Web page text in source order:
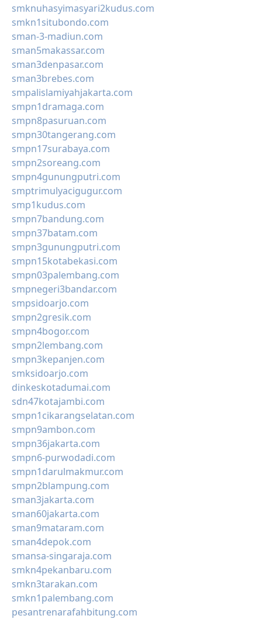
smknuhasyimasyari2kudus.com
smkn1situbondo.com
sman-3-madiun.com
sman5makassar.com
sman3denpasar.com
sman3brebes.com
smpalislamiyahjakarta.com
smpn1dramaga.com
smpn8pasuruan.com
smpn30tangerang.com
smpn17surabaya.com
smpn2soreang.com
smpn4gunungputri.com
smptrimulyacigugur.com
smp1kudus.com
smpn7bandung.com
smpn37batam.com
smpn3gunungputri.com
smpn15kotabekasi.com
smpn03palembang.com
smpnegeri3bandar.com
smpsidoarjo.com
smpn2gresik.com
smpn4bogor.com
smpn2lembang.com
smpn3kepanjen.com
smksidoarjo.com
dinkeskotadumai.com
sdn47kotajambi.com
smpn1cikarangselatan.com
smpn9ambon.com
smpn36jakarta.com
smpn6-purwodadi.com
smpn1darulmakmur.com
smpn2blampung.com
sman3jakarta.com
sman60jakarta.com
sman9mataram.com
sman4depok.com
smansa-singaraja.com
smkn4pekanbaru.com
smkn3tarakan.com
smkn1palembang.com
pesantrenarafahbitung.com